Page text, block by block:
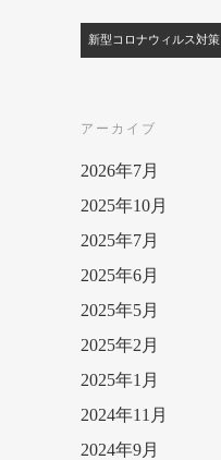
新型コロナウィルス対策
アーカイブ
2026年7月
2025年10月
2025年7月
2025年6月
2025年5月
2025年2月
2025年1月
2024年11月
2024年9月